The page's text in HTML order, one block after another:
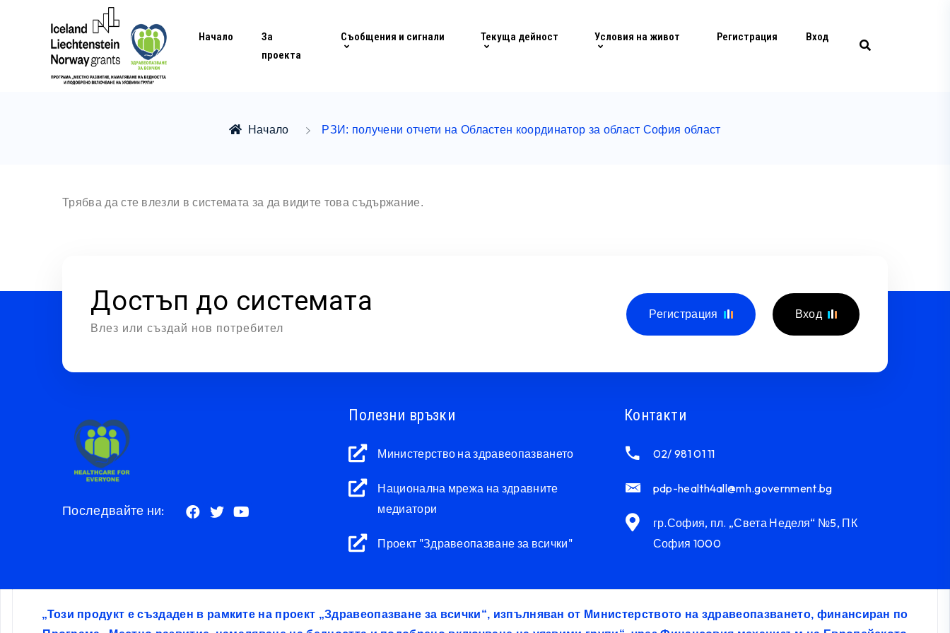
Начало
За
проекта
Съобщения и сигнали Текуща дейност Условия на живот Регистрация Вход
Начало РЗИ: получени отчети на Областен координатор за област София област
Трябва да сте влезли в системата за да видите това съдържание.
Достъп до системата
Влез или създай нов потребител
Регистрация Вход
Последвайте ни:
Полезни връзки
Министерство на здравеопазването
Национална мрежа на здравните
медиатори
Проект "Здравеопазване за всички"
Контакти
02/ 981 01 11
pdp-health4all@mh.government.bg
гр.София, пл. „Света Неделя“ №5, ПК
София 1000
„Този продукт е създаден в рамките на проект „Здравеопазване за всички“, изпълняван от Министерството на здравеопазването, финансиран по